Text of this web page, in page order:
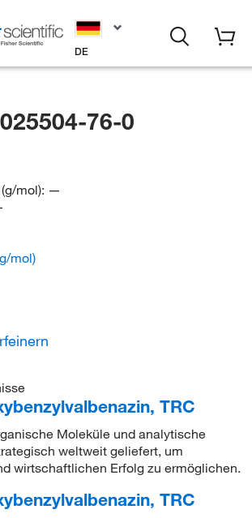
DE
76-0
mol): —
mol)
TRC
Moleküle und analytische
weltweit geliefert, um
wirtschaftlichen Erfolg zu ermöglichen.
TRC